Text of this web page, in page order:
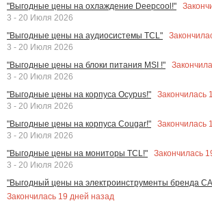
"Выгодные цены на охлаждение Deepcool!"
3 - 20 Июля 2026
"Выгодные цены на аудиосистемы TCL"
3 - 20 Июля 2026
"Выгодные цены на блоки питания MSI !"
3 - 20 Июля 2026
"Выгодные цены на корпуса Ocypus!"
Закончилась
3 - 20 Июля 2026
"Выгодные цены на корпуса Cougar!"
Закончилась
3 - 20 Июля 2026
"Выгодные цены на мониторы TCL!"
Закончилась
3 - 20 Июля 2026
"Выгодный цены на электроинструменты бренда
Закончилась 19 дней назад